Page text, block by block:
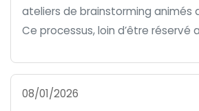
ateliers de brainstorming animés
Ce processus, loin d’être réservé
08/01/2026